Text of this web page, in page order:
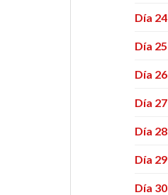
Día 24
Día 25
Día 26
Día 27
Día 28
Día 29
Día 30